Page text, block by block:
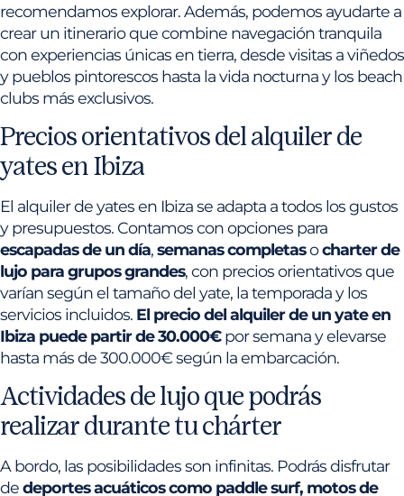
recomendamos explorar. Además, podemos ayudarte a
crear un itinerario que combine navegación tranquila
con experiencias únicas en tierra, desde visitas a viñedos
y pueblos pintorescos hasta la vida nocturna y los beach
clubs más exclusivos.
Precios orientativos del alquiler de
yates en Ibiza
El alquiler de yates en Ibiza se adapta a todos los gustos
y presupuestos. Contamos con opciones para
escapadas de un día,semanas completasocharter de
lujo para grupos grandes, con precios orientativos que
varían según el tamaño del yate, la temporada y los
servicios incluidos. El precio del alquiler de un yate en
Ibiza puede partir de 30.000€por semana y elevarse
hasta más de 300.000€ según la embarcación.
Actividades de lujo que podrás
realizar durante tu chárter
A bordo, las posibilidades son infinitas. Podrás disfrutar
dedeportes acuáticos como paddle surf, motos de